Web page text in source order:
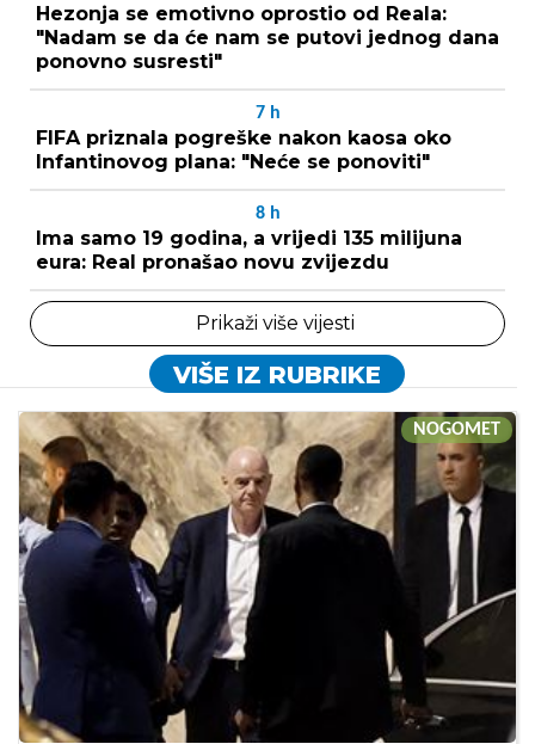
Hezonja se emotivno oprostio od Reala:
"Nadam se da će nam se putovi jednog dana
ponovno susresti"
7 h
FIFA priznala pogreške nakon kaosa oko
Infantinovog plana: "Neće se ponoviti"
8 h
Ima samo 19 godina, a vrijedi 135 milijuna
eura: Real pronašao novu zvijezdu
Prikaži više vijesti
VIŠE IZ RUBRIKE
NOGOMET